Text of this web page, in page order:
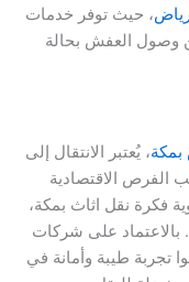
، حيث توفر خدمات
وصول العفش بحالة
، يُعتبر الانتقال إلى
الفرص الاقتصادية
فكرة نقل اثاث بمكة،
على شركات
تجربة طيبة وأمانة في